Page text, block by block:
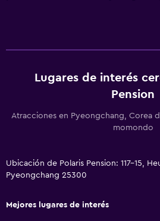
Lugares de interés
Pension
Atracciones en Pyeongchang, Corea
momondo
Ubicación de Polaris Pension: 117-15,
Pyeongchang 25300
Mejores lugares de interés